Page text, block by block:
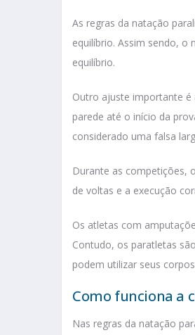
As regras da natação
equilíbrio. Assim sendo,
equilíbrio.
Outro ajuste importante é
parede até o início da
considerado uma falsa
Durante as competições,
de voltas e a execução
Os atletas com
Contudo, os paratletas
podem utilizar seus
Como funciona a
Nas regras da natação